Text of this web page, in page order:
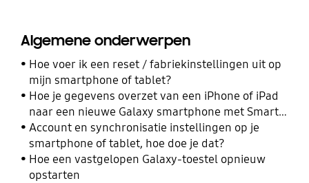
Algemene onderwerpen
Hoe voer ik een reset / fabriekinstellingen uit op
mijn smartphone of tablet?
Hoe je gegevens overzet van een iPhone of iPad
naar een nieuwe Galaxy smartphone met Smart
Switch
Account en synchronisatie instellingen op je
smartphone of tablet, hoe doe je dat?
Hoe een vastgelopen Galaxy-toestel opnieuw
opstarten